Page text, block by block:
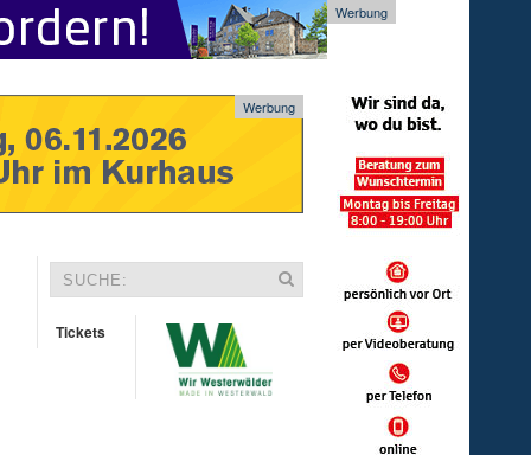
Werbung
Werbung
Tickets